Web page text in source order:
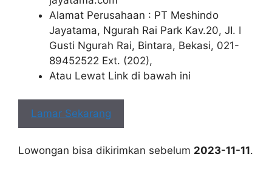
Alamat Perusahaan : PT Meshindo
Jayatama, Ngurah Rai Park Kav.20, JI. I
Gusti Ngurah Rai, Bintara, Bekasi, 021-
89452522 Ext. (202),
Atau Lewat Link di bawah ini
Lamar Sekarang
Lowongan bisa dikirimkan sebelum 2023-11-11.